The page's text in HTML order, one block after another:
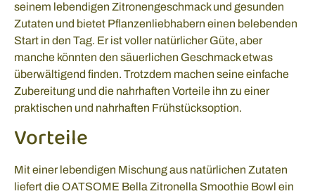
seinem lebendigen Zitronengeschmack und gesunden
Zutaten und bietet Pflanzenliebhabern einen belebenden
Start in den Tag. Er ist voller natürlicher Güte, aber
manche könnten den säuerlichen Geschmack etwas
überwältigend finden. Trotzdem machen seine einfache
Zubereitung und die nahrhaften Vorteile ihn zu einer
praktischen und nahrhaften Frühstücksoption.
Vorteile
Mit einer lebendigen Mischung aus natürlichen Zutaten
liefert die OATSOME Bella Zitronella Smoothie Bowl ein